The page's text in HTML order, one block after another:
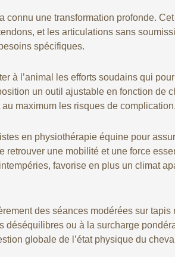
une transformation profonde.
et les articulations sans
spécifiques.
à l’animal les efforts soudains qui
un outil ajustable en fonction de
maximum les risques de complication.
en physiothérapie équine pour
une mobilité et une force
favorise en plus un climat
des séances modérées sur
ou à la surcharge
globale de l’état physique du